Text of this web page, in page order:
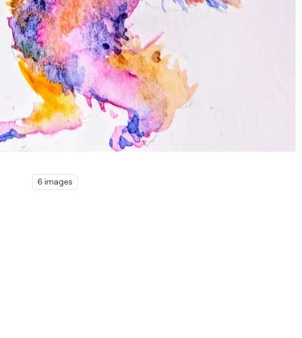
6 images